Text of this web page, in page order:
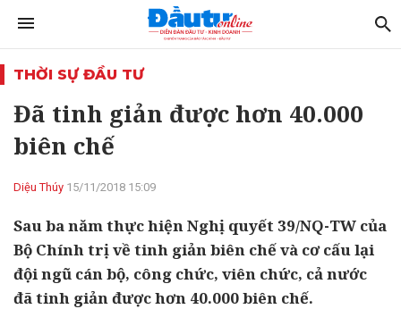
THỜI SỰ ĐẦU TƯ
Đã tinh giản được hơn 40.000
biên chế
Diệu Thúy 15/11/2018 15:09
Sau ba năm thực hiện Nghị quyết 39/NQ-TW của
Bộ Chính trị về tinh giản biên chế và cơ cấu lại
đội ngũ cán bộ, công chức, viên chức, cả nước
đã tinh giản được hơn 40.000 biên chế.